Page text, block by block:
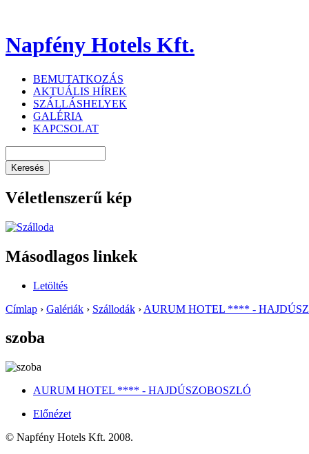
Napfény Hotels Kft.
BEMUTATKOZÁS
AKTUÁLIS HÍREK
SZÁLLÁSHELYEK
GALÉRIA
KAPCSOLAT
Véletlenszerű kép
Másodlagos linkek
Letöltés
Címlap › Galériák › Szállodák › AURUM HOTEL **** -
szoba
AURUM HOTEL **** - HAJDÚSZOBOSZLÓ
Előnézet
© Napfény Hotels Kft. 2008.